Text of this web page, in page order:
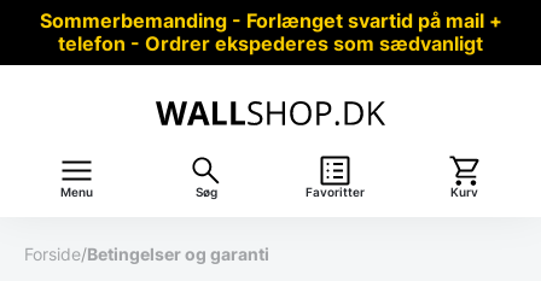
Sommerbemanding - Forlænget svartid på mail +
telefon - Ordrer ekspederes som sædvanligt
Menu Søg Favoritter Kurv
Forside/Betingelser og garanti